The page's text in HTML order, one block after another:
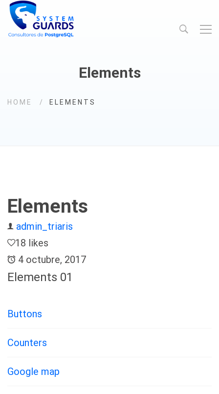
Elements
HOME ELEMENTS
Elements
admin_triaris
18 likes
4 octubre, 2017
Elements 01
Buttons
Counters
Google map